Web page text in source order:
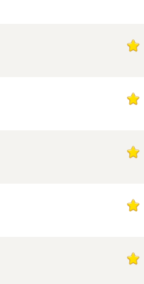
1
1
1
1
1